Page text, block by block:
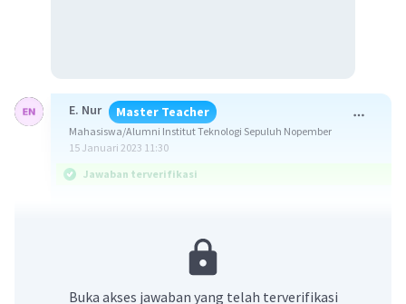
E. Nur Master Teacher
Mahasiswa/Alumni Institut Teknologi Sepuluh Nopember
15 Januari 2023 11:30
Jawaban terverifikasi
Buka akses jawaban yang telah terverifikasi